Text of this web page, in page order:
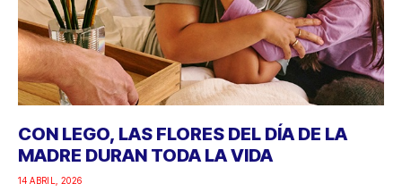
CON LEGO, LAS FLORES DEL DÍA DE LA
MADRE DURAN TODA LA VIDA
14 ABRIL, 2026